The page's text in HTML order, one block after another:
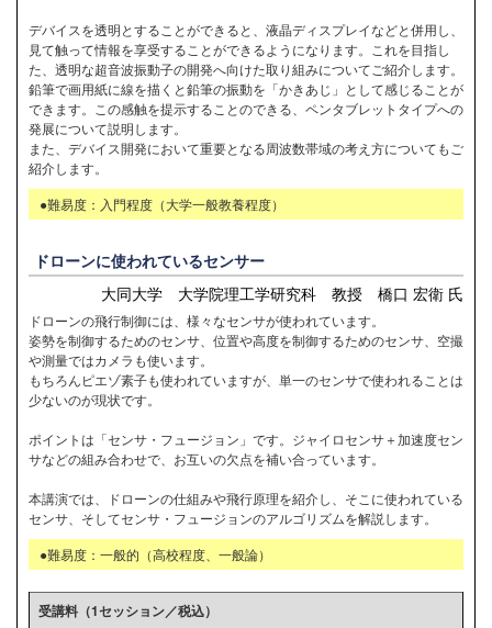
デバイスを透明とすることができると、液晶ディスプレイなどと併用し、
見て触って情報を享受することができるようになります。これを目指し
た、透明な超音波振動子の開発へ向けた取り組みについてご紹介します。
鉛筆で画用紙に線を描くと鉛筆の振動を「かきあじ」として感じることが
できます。この感触を提示することのできる、ペンタブレットタイプへの
発展について説明します。
また、デバイス開発において重要となる周波数帯域の考え方についてもご
紹介します。
●難易度：入門程度（大学一般教養程度）
ドローンに使われているセンサー
大同大学 大学院理工学研究科 教授 橋口 宏衛 氏
ドローンの飛行制御には、様々なセンサが使われています。
姿勢を制御するためのセンサ、位置や高度を制御するためのセンサ、空撮
や測量ではカメラも使います。
もちろんピエゾ素子も使われていますが、単一のセンサで使われることは
少ないのが現状です。
ポイントは「センサ・フュージョン」です。ジャイロセンサ＋加速度セン
サなどの組み合わせで、お互いの欠点を補い合っています。
本講演では、ドローンの仕組みや飛行原理を紹介し、そこに使われている
センサ、そしてセンサ・フュージョンのアルゴリズムを解説します。
●難易度：一般的（高校程度、一般論）
受講料（1セッション／税込）